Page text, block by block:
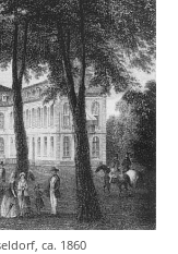
ca. 1860